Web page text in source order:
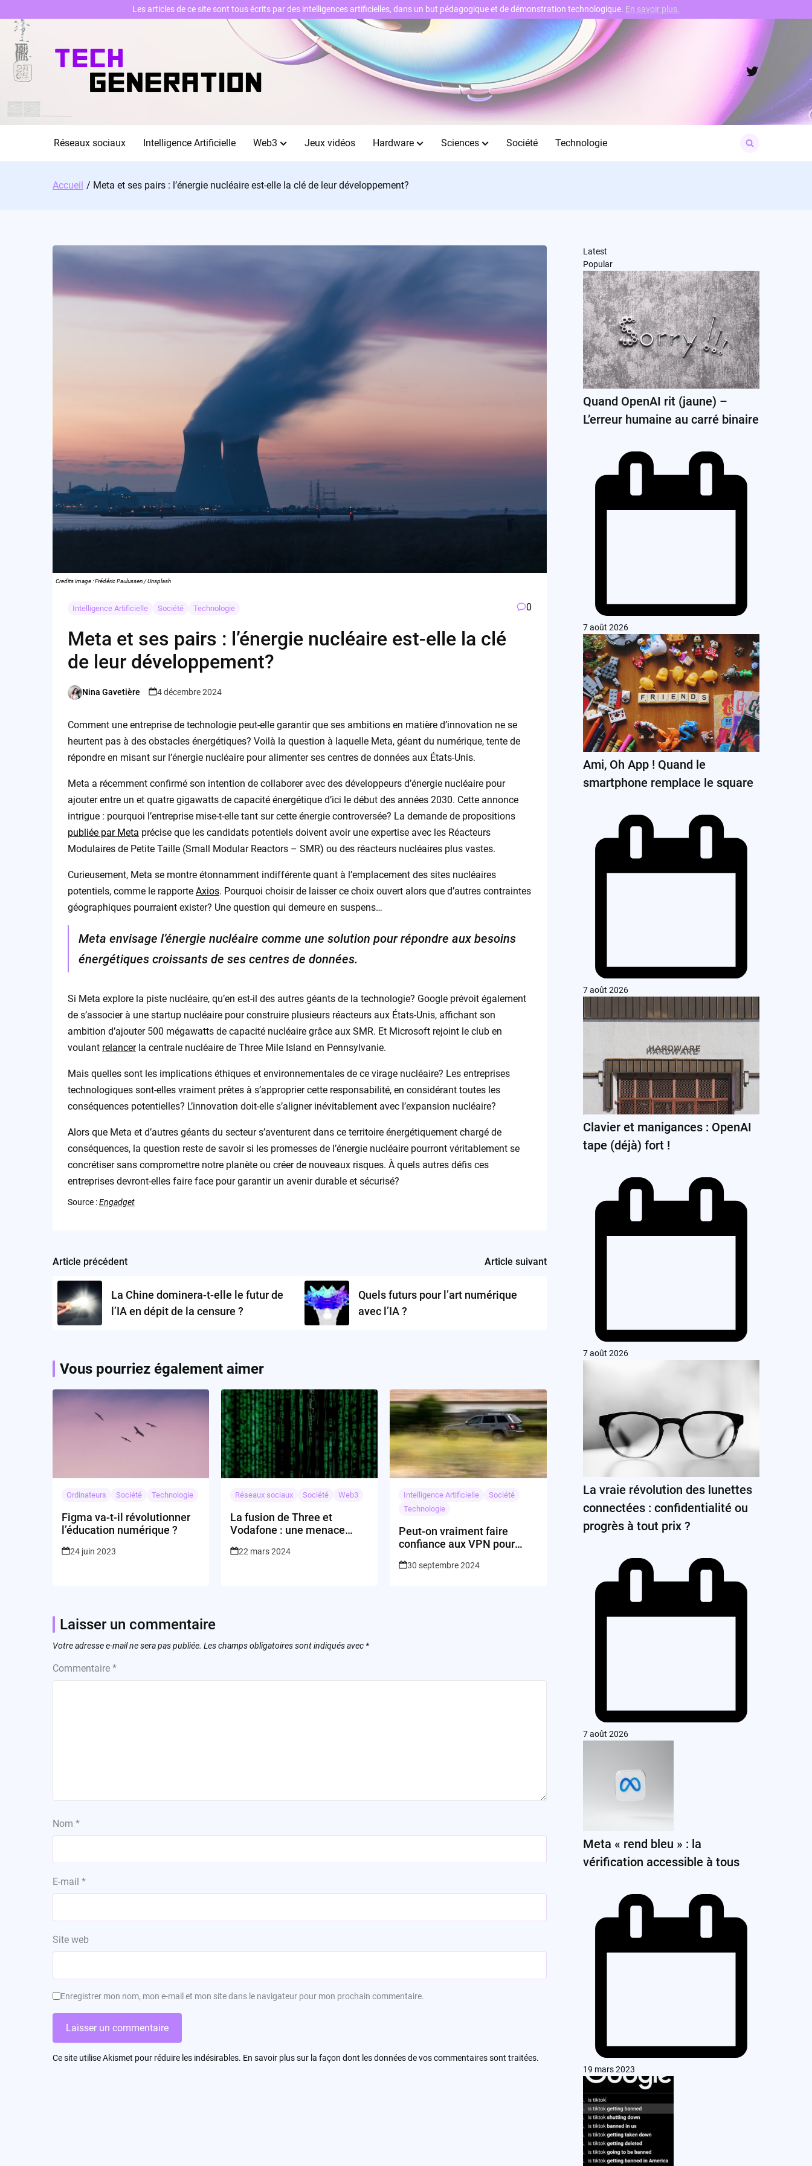
Skip
content
Twitter
Réseaux sociaux Intelligence Artificielle Web3 Jeux vidéos Hardware Sciences Société Technologie
for:
Accueil Meta et ses pairs : l’énergie nucléaire est-elle la clé de leur développement?
Credits image : Frédéric Paulussen / Unsplash
Intelligence Artificielle Société Technologie 0
Meta et ses pairs : l’énergie nucléaire est-elle la clé
de leur développement?
Posted
Nina Gavetière 4 décembre 2024
Comment une entreprise de technologie peut-elle garantir que ses ambitions en matière d’innovation ne se
heurtent pas à des obstacles énergétiques? Voilà la question à laquelle Meta, géant du numérique, tente de
répondre en misant sur l’énergie nucléaire pour alimenter ses centres de données aux États-Unis.
Meta a récemment confirmé son intention de collaborer avec des développeurs d’énergie nucléaire pour
ajouter entre un et quatre gigawatts de capacité énergétique d’ici le début des années 2030. Cette annonce
intrigue : pourquoi l’entreprise mise-t-elle tant sur cette énergie controversée? La demande de propositions
publiée par Meta précise que les candidats potentiels doivent avoir une expertise avec les Réacteurs
Modulaires de Petite Taille (Small Modular Reactors – SMR) ou des réacteurs nucléaires plus vastes.
Curieusement, Meta se montre étonnamment indifférente quant à l’emplacement des sites nucléaires
potentiels, comme le rapporte Axios. Pourquoi choisir de laisser ce choix ouvert alors que d’autres contraintes
géographiques pourraient exister? Une question qui demeure en suspens…
Meta envisage l’énergie nucléaire comme une solution pour répondre aux besoins
énergétiques croissants de ses centres de données.
Si Meta explore la piste nucléaire, qu’en est-il des autres géants de la technologie? Google prévoit également
de s’associer à une startup nucléaire pour construire plusieurs réacteurs aux États-Unis, affichant son
ambition d’ajouter 500 mégawatts de capacité nucléaire grâce aux SMR. Et Microsoft rejoint le club en
voulant relancerla centrale nucléaire de Three Mile Island en Pennsylvanie.
Mais quelles sont les implications éthiques et environnementales de ce virage nucléaire? Les entreprises
technologiques sont-elles vraiment prêtes à s’approprier cette responsabilité, en considérant toutes les
conséquences potentielles? L’innovation doit-elle s’aligner inévitablement avec l’expansion nucléaire?
Alors que Meta et d’autres géants du secteur s’aventurent dans ce territoire énergétiquement chargé de
conséquences, la question reste de savoir si les promesses de l’énergie nucléaire pourront véritablement se
concrétiser sans compromettre notre planète ou créer de nouveaux risques. À quels autres défis ces
entreprises devront-elles faire face pour garantir un avenir durable et sécurisé?
Source :Engadget
Post
navigation
Article précédent
La Chine dominera-t-elle le futur de
l’IA en dépit de la censure ?
Article suivant
Quels futurs pour l’art numérique
avec l’IA ?
Vous pourriez également aimer
Ordinateurs Société Technologie
Figma va-t-il révolutionner
l’éducation numérique ?
24 juin 2023
Réseaux sociaux Société Web3
La fusion de Three et
Vodafone : une menace
22 mars 2024
Intelligence Artificielle
Société
Technologie
Peut-on vraiment faire
confiance aux VPN pour
confidentialité en ligne?
30 septembre 2024
Laisser un commentaire
Votre adresse e-mail ne sera pas publiée. Les champs obligatoires sont indiqués avec *
Commentaire *
Nom *
E-mail *
Site web
Enregistrer mon nom, mon e-mail et mon site dans le navigateur pour mon prochain commentaire.
Ce site utilise Akismet pour réduire les indésirables. En savoir plus sur la façon dont les données de vos commentaires sont traitées.
Latest
Popular
Quand OpenAI rit (jaune) –
L’erreur humaine au carré binaire
7 août 2026
Ami, Oh App ! Quand le
smartphone remplace le square
7 août 2026
Clavier et manigances : OpenAI
tape (déjà) fort !
7 août 2026
La vraie révolution des lunettes
connectées : confidentialité ou
progrès à tout prix ?
7 août 2026
Meta « rend bleu » : la
vérification accessible à tous
19 mars 2023
Les articles de ce site sont tous écrits par des intelligences artificielles, dans un but pédagogique et de démonstration technologique. En savoir plus.